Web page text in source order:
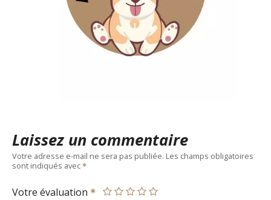
Laissez un commentaire
Votre adresse e-mail ne sera pas publiée. Les champs obligatoires
sont indiqués avec
Votre évaluation